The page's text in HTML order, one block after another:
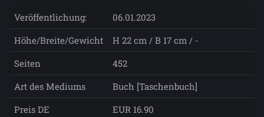
Veröffentlichung:
06.01.2023
Höhe/Breite/Gewicht
H 22 cm / B 17 cm / -
Seiten
452
Art des Mediums
Buch [Taschenbuch]
Preis DE
EUR 16.90